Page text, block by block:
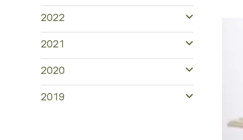
2022
2021
2020
2019